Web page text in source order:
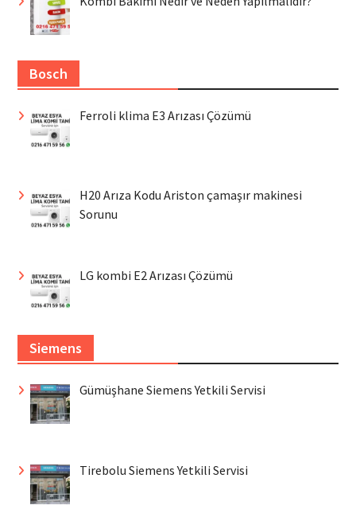
Bosch
Ferroli klima E3 Arızası Çözümü
H20 Arıza Kodu Ariston çamaşır makinesi
Sorunu
LG kombi E2 Arızası Çözümü
Siemens
Gümüşhane Siemens Yetkili Servisi
Tirebolu Siemens Yetkili Servisi